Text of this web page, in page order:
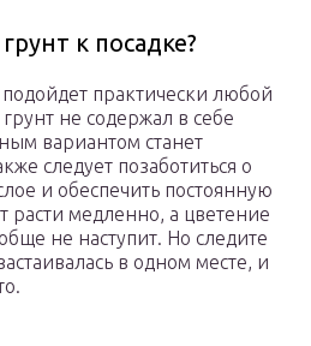
к посадке?
подойдет практически любой
не содержал в себе
вариантом станет
следует позаботиться о
и обеспечить постоянную
расти медленно, а цветение
не наступит. Но следите
в одном месте, и